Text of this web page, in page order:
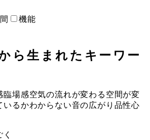
機能
ら生まれたキーワー
臨場感空気の流れが変わる 空間が変
いるかわからない音の広がり 品性心